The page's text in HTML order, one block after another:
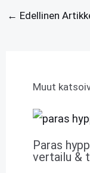
← Edellinen
Muut
Paras
vertailu &